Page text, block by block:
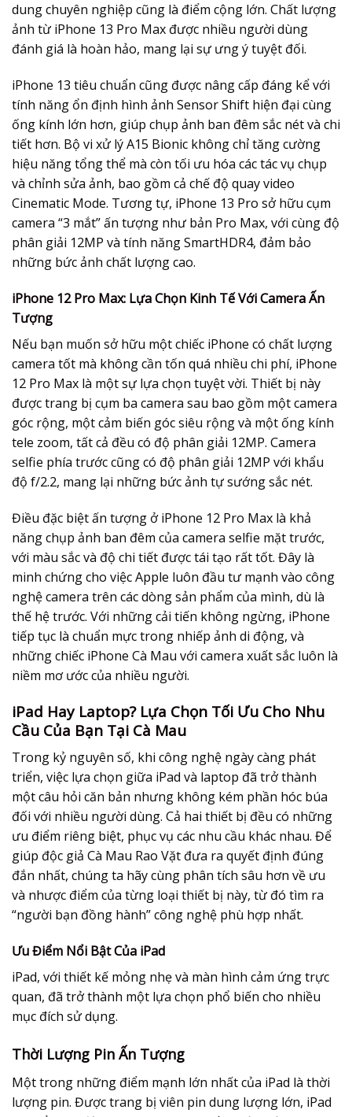
dung chuyên nghiệp cũng là điểm cộng lớn. Chất lượng
ảnh từ iPhone 13 Pro Max được nhiều người dùng
đánh giá là hoàn hảo, mang lại sự ưng ý tuyệt đối.
iPhone 13 tiêu chuẩn cũng được nâng cấp đáng kể với
tính năng ổn định hình ảnh Sensor Shift hiện đại cùng
ống kính lớn hơn, giúp chụp ảnh ban đêm sắc nét và chi
tiết hơn. Bộ vi xử lý A15 Bionic không chỉ tăng cường
hiệu năng tổng thể mà còn tối ưu hóa các tác vụ chụp
và chỉnh sửa ảnh, bao gồm cả chế độ quay video
Cinematic Mode. Tương tự, iPhone 13 Pro sở hữu cụm
camera “3 mắt” ấn tượng như bản Pro Max, với cùng độ
phân giải 12MP và tính năng SmartHDR4, đảm bảo
những bức ảnh chất lượng cao.
iPhone 12 Pro Max: Lựa Chọn Kinh Tế Với Camera Ấn
Tượng
Nếu bạn muốn sở hữu một chiếc iPhone có chất lượng
camera tốt mà không cần tốn quá nhiều chi phí, iPhone
12 Pro Max là một sự lựa chọn tuyệt vời. Thiết bị này
được trang bị cụm ba camera sau bao gồm một camera
góc rộng, một cảm biến góc siêu rộng và một ống kính
tele zoom, tất cả đều có độ phân giải 12MP. Camera
selfie phía trước cũng có độ phân giải 12MP với khẩu
độ f/2.2, mang lại những bức ảnh tự sướng sắc nét.
Điều đặc biệt ấn tượng ở iPhone 12 Pro Max là khả
năng chụp ảnh ban đêm của camera selfie mặt trước,
với màu sắc và độ chi tiết được tái tạo rất tốt. Đây là
minh chứng cho việc Apple luôn đầu tư mạnh vào công
nghệ camera trên các dòng sản phẩm của mình, dù là
thế hệ trước. Với những cải tiến không ngừng, iPhone
tiếp tục là chuẩn mực trong nhiếp ảnh di động, và
những chiếc iPhone Cà Mau với camera xuất sắc luôn là
niềm mơ ước của nhiều người.
iPad Hay Laptop? Lựa Chọn Tối Ưu Cho Nhu
Cầu Của Bạn Tại Cà Mau
Trong kỷ nguyên số, khi công nghệ ngày càng phát
triển, việc lựa chọn giữa iPad và laptop đã trở thành
một câu hỏi căn bản nhưng không kém phần hóc búa
đối với nhiều người dùng. Cả hai thiết bị đều có những
ưu điểm riêng biệt, phục vụ các nhu cầu khác nhau. Để
giúp độc giả Cà Mau Rao Vặt đưa ra quyết định đúng
đắn nhất, chúng ta hãy cùng phân tích sâu hơn về ưu
và nhược điểm của từng loại thiết bị này, từ đó tìm ra
“người bạn đồng hành” công nghệ phù hợp nhất.
Ưu Điểm Nổi Bật Của iPad
iPad, với thiết kế mỏng nhẹ và màn hình cảm ứng trực
quan, đã trở thành một lựa chọn phổ biến cho nhiều
mục đích sử dụng.
Thời Lượng Pin Ấn Tượng
Một trong những điểm mạnh lớn nhất của iPad là thời
lượng pin. Được trang bị viên pin dung lượng lớn, iPad